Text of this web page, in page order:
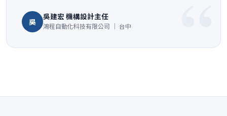
吳
吳建宏 機構設計主任
鴻程自動化科技有限公司 ｜ 台中